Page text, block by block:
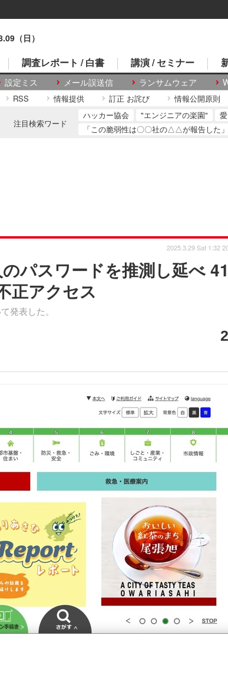
（日）
設定ミス メール誤送信 ランサムウェア
調査レポート / 白書 講演 / セミナー
RSS 情報提供 訂正 お詫び 情報公開原則
注目検索ワード
ハッカー協会 "エンジニアの楽園" 愛
「この脆弱性は〇〇社の△△が報告した」
パスワードを推測し延べ
正アクセス
発表した。
2025.3.29 Sat 1:32